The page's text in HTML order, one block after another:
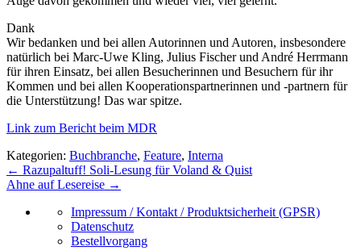
Dank
Wir bedanken und bei allen Autorinnen und Autoren, insbesondere
natürlich bei Marc-Uwe Kling, Julius Fischer und André Herrmann
für ihren Einsatz, bei allen Besucherinnen und Besuchern für ihr
Kommen und bei allen Kooperationspartnerinnen und -partnern für
die Unterstützung! Das war spitze.
Link zum Bericht beim MDR
Kategorien: Buchbranche, Feature, Interna
Beitragsnavigation
← Razupaltuff! Soli-Lesung für Voland & Quist
Ahne auf Lesereise →
Impressum / Kontakt / Produktsicherheit (GPSR)
Datenschutz
Bestellvorgang